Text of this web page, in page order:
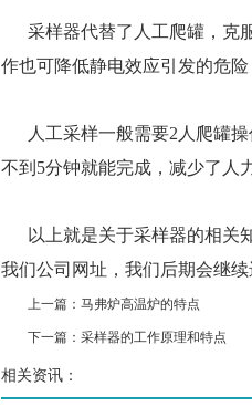
采样器代替了人工爬罐，克
作也可降低静电效应引发的危
人工采样一般需要2人爬罐
不到5分钟就能完成，减少了人
以上就是关于采样器的相关
我们公司网址，我们后期会继续
上一篇： 马弗炉高温炉的特点
下一篇： 采样器的工作原理和特点
相关资讯：